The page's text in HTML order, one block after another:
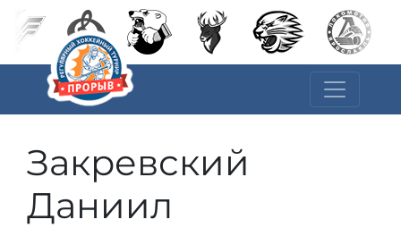
Закревский
Даниил